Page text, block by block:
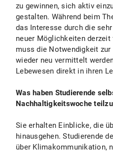
zu gewinnen, sich aktiv
gestalten. Während beim
das Interesse durch die
neuer Möglichkeiten
muss die Notwendigkeit
wieder neu vermittelt
Lebewesen direkt in ihren
Was haben Studierende
Nachhaltigkeitswoche
Sie erhalten Einblicke, die
hinausgehen. Studierende
über Klimakommunikation,